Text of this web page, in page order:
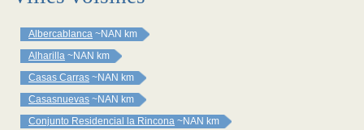
Albercablanca ~NAN km
Alharilla ~NAN km
Casas Carras ~NAN km
Casasnuevas ~NAN km
Conjunto Residencial la Rincona ~NAN km